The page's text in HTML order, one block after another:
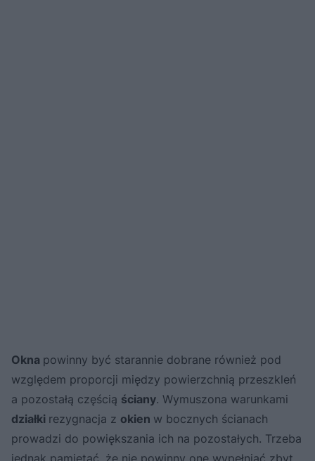
Okna powinny być starannie dobrane również pod
względem proporcji między powierzchnią przeszkleń
a pozostałą częścią ściany. Wymuszona warunkami
działki rezygnacja z okien w bocznych ścianach
prowadzi do powiększania ich na pozostałych. Trzeba